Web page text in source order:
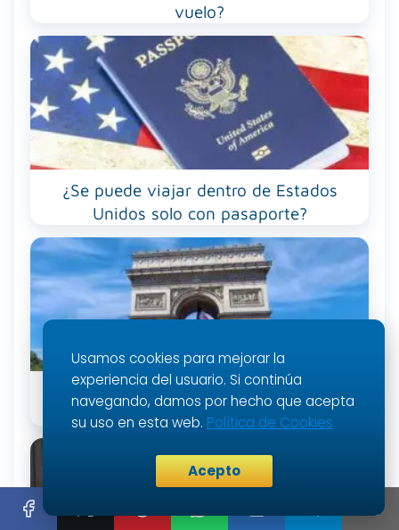
vuelo?
¿Se puede viajar dentro de Estados
Unidos solo con pasaporte?
¿Cuáles son los mejores lugares para
visitar en París gratis?
Usamos cookies para mejorar la
experiencia del usuario. Si continúa
navegando, damos por hecho que acepta
su uso en esta web. Política de Cookies
Acepto